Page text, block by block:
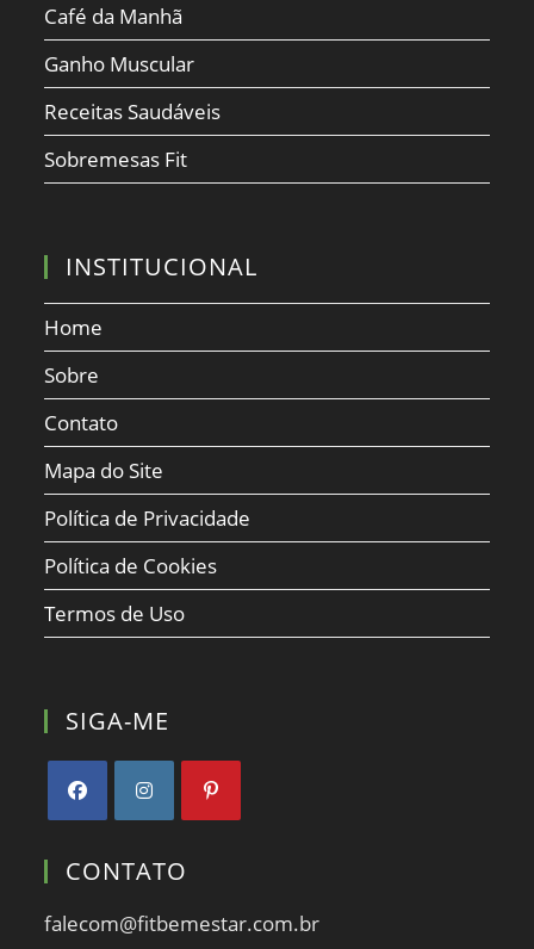
Café da Manhã
Ganho Muscular
Receitas Saudáveis
Sobremesas Fit
INSTITUCIONAL
Home
Sobre
Contato
Mapa do Site
Política de Privacidade
Política de Cookies
Termos de Uso
SIGA-ME
em
uma
aba
uma
aba
uma
aba
CONTATO
falecom@fitbemestar.com.br